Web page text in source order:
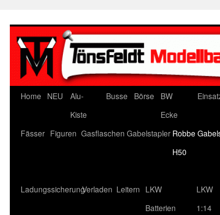
Home NEU
Alu-
Kiste
Busse Börse
BW
Ecke
Fässer Figuren Gasflaschen Gabelstapler Robbe
H50
LadungssicherungVerladen Leitern LKW
Batterien
LKW
1:14